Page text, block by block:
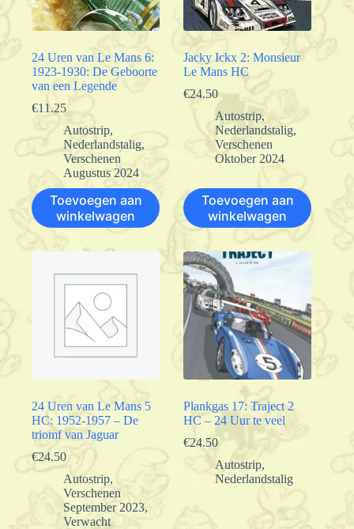
24 Uren van Le Mans 6:
1923-1930: De Geboorte
van een Legende
€11.25
Autostrip,
Nederlandstalig,
Verschenen
Augustus 2024
Toevoegen aan
winkelwagen
Jacky Ickx 2: Monsieur
Le Mans HC
€24.50
Autostrip,
Nederlandstalig,
Verschenen
Oktober 2024
Toevoegen aan
winkelwagen
24 Uren van Le Mans 5
HC: 1952-1957 – De
triomf van Jaguar
€24.50
Autostrip,
Verschenen
September 2023,
Verwacht
Plankgas 17: Traject 2
HC – 24 Uur te veel
€24.50
Autostrip,
Nederlandstalig